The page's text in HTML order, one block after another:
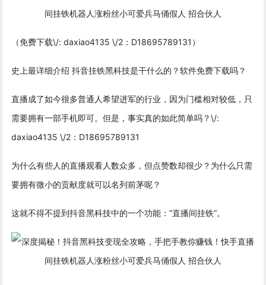
（免费下载\/: daxiao4135 \/2：D18695789131）
史上最详细介绍 抖音挂铁黑科技是干什么的？软件免费下载吗？
直播成了如今很多普通人希望进军的行业，因为门槛相对较低，只
需要拥有一部手机即可。但是，事实真的如此简单吗？\/:
daxiao4135 \/2：D18695789131
为什么有些人的直播观看人数众多，但点赞数却很少？为什么只需
要拥有微小的贡献度就可以名列前茅呢？
这就不得不提到抖音黑科技中的一个功能：“直播间挂铁”。